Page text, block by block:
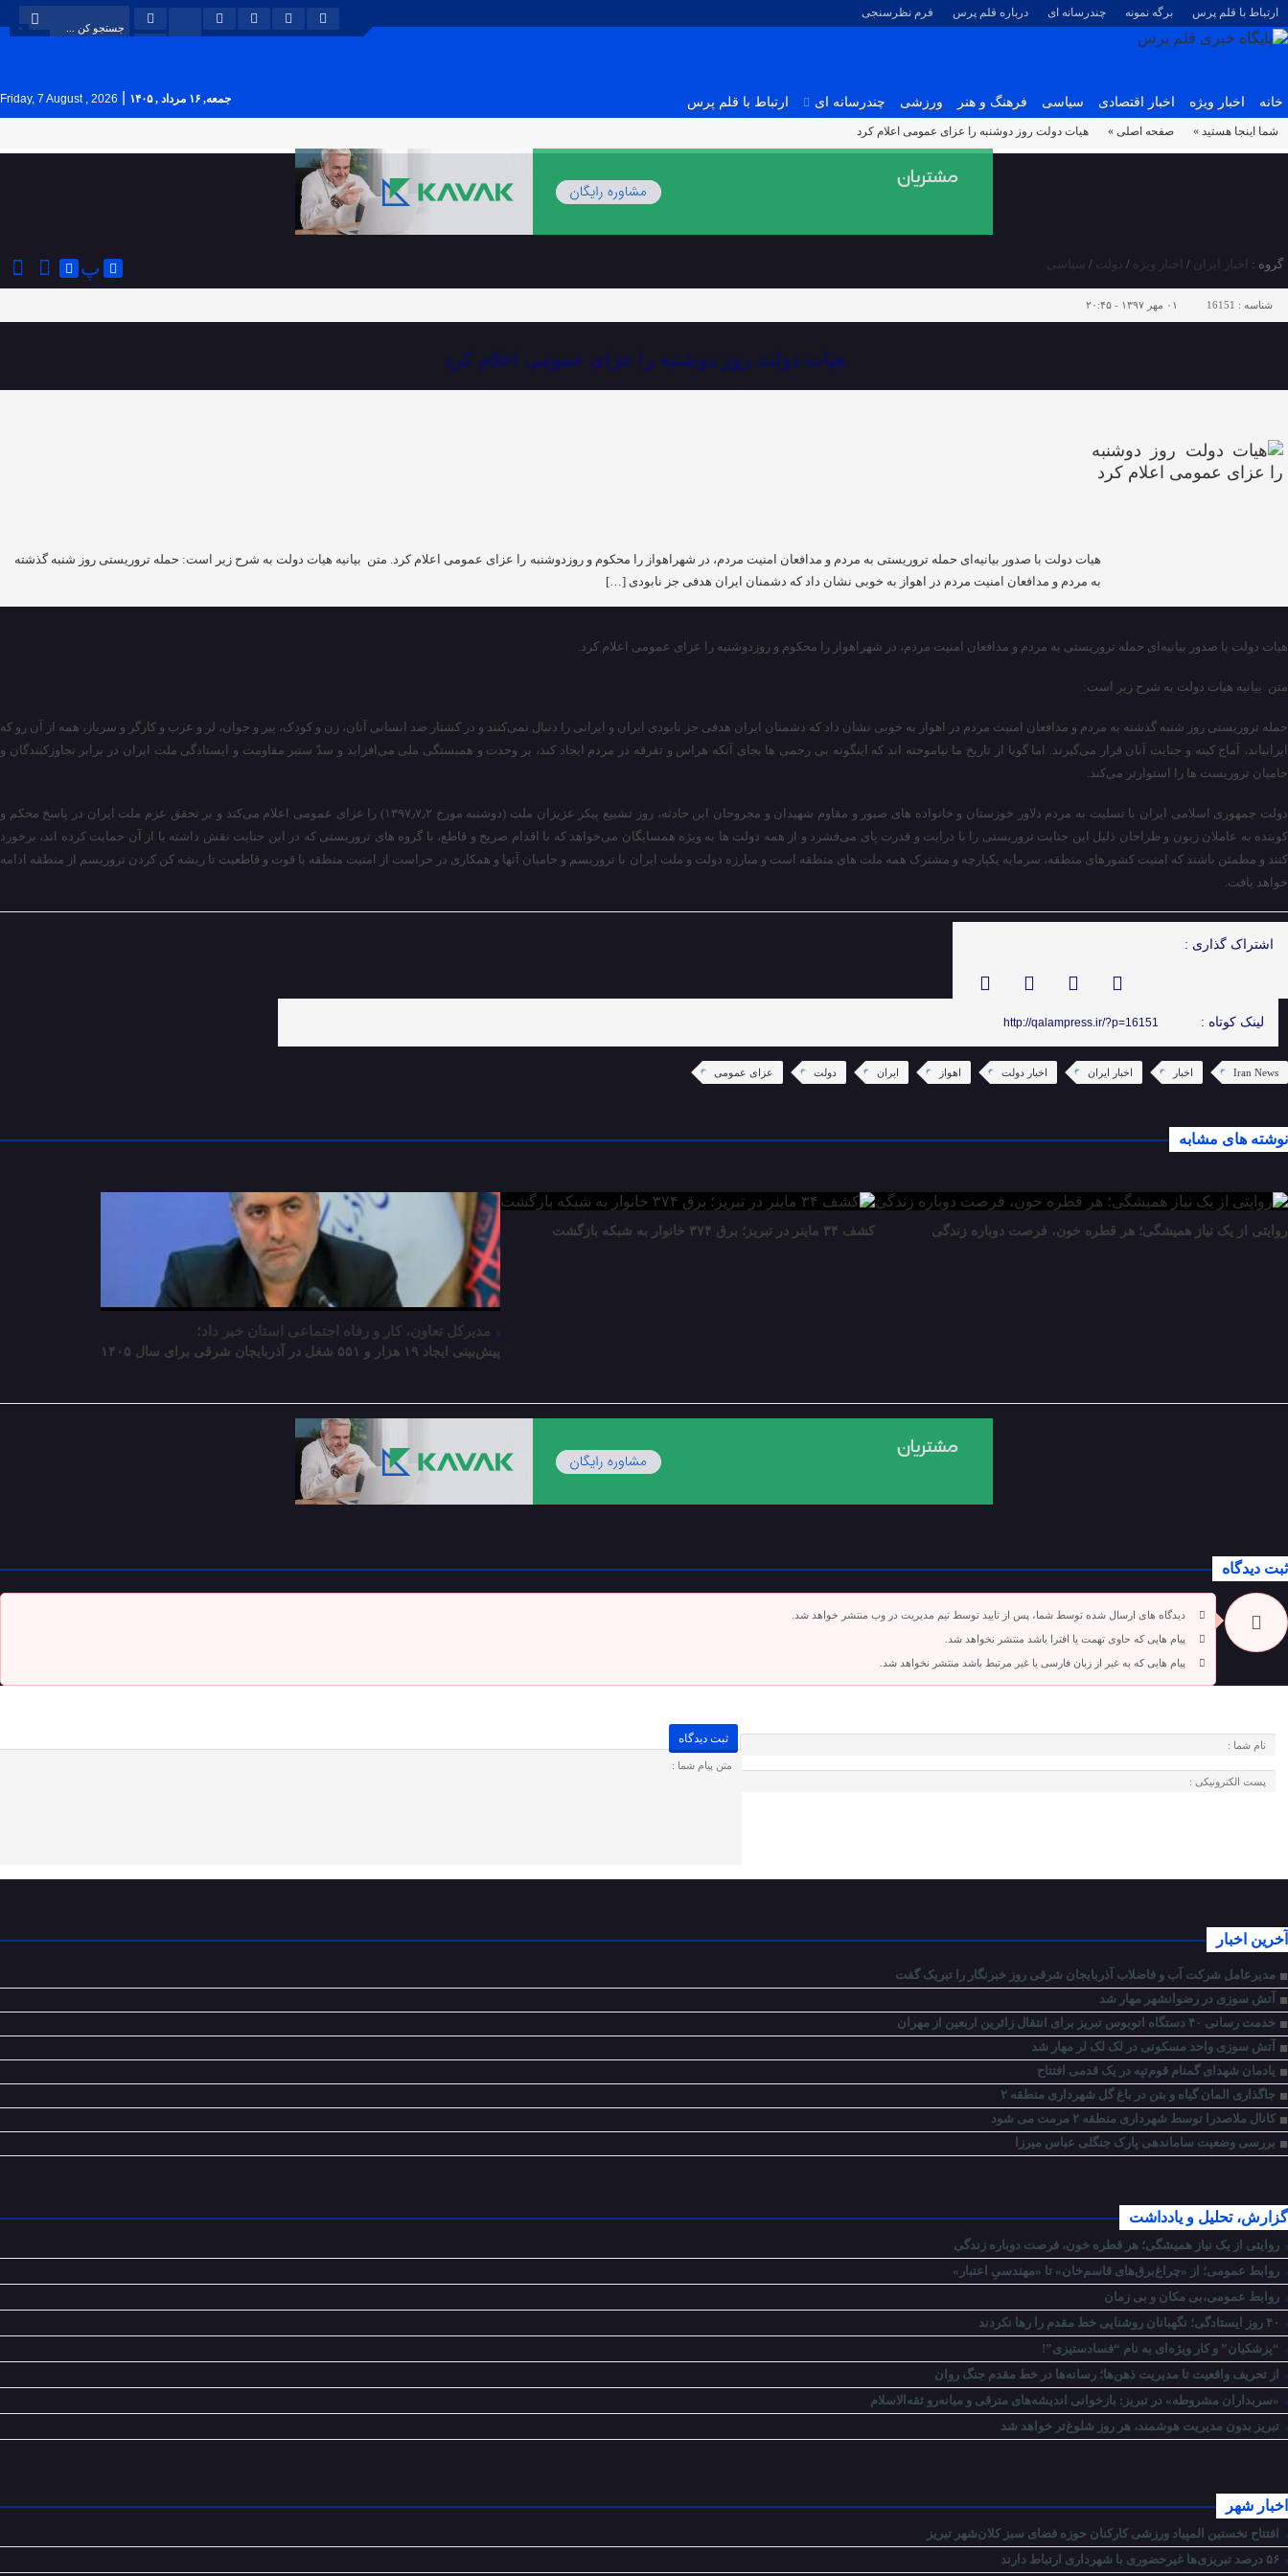
ارتباط با قلم پرس برگه نمونه چندرسانه ای درباره قلم پرس فرم نظرسنجی
خانه اخبار ویژه اخبار اقتصادی سیاسی فرهنگ و هنر ورزشی چندرسانه ای ارتباط با قلم پرس جمعه, ۱۶ مرداد , ۱۴۰۵ Friday, 7 August , 2026
شما اینجا هستید » صفحه اصلی » هیات دولت روز دوشنبه را عزای عمومی اعلام کرد
گروه : اخبار ایران / اخبار ویژه / دولت / سیاسی پ
شناسه : 16151 ۰۱ مهر ۱۳۹۷ - ۲۰:۴۵
هیات دولت روز دوشنبه را عزای عمومی اعلام کرد
هیات دولت با صدور بیانیه‌ای حمله تروریستی به مردم و مدافعان امنیت مردم، در شهراهواز را محکوم و روزدوشنبه را عزای عمومی اعلام کرد. متن بیانیه هیات دولت به شرح زیر است: حمله تروریستی روز شنبه گذشته
به مردم و مدافعان امنیت مردم در اهواز به خوبی نشان داد که دشمنان ایران هدفی جز نابودی […]
هیات دولت با صدور بیانیه‌ای حمله تروریستی به مردم و مدافعان امنیت مردم، در شهراهواز را محکوم و روزدوشنبه را عزای عمومی اعلام کرد.
متن بیانیه هیات دولت به شرح زیر است:
حمله تروریستی روز شنبه گذشته به مردم و مدافعان امنیت مردم در اهواز به خوبی نشان داد که دشمنان ایران هدفی جز نابودی ایران و ایرانی را دنبال نمی‌کنند و در کشتار ضد انسانی آنان، زن و کودک، پیر و جوان، لر و عرب و کارگر و سرباز، همه از آن رو که
ایرانی­اند، آماج کینه و جنایت آنان قرار می‌گیرند. اما گویا از تاریخ ما نیاموخته اند که اینگونه بی رحمی ها بجای آنکه هراس و تفرقه در مردم ایجاد کند، بر وحدت و همبستگی ملی می‌افزاید و سدّ ستبر مقاومت و ایستادگی ملت ایران در برابر تجاوزکنندگان و
حامیان تروریست ها را استوارتر می‌کند.
دولت جمهوری اسلامی ایران با تسلیت به مردم دلاور خوزستان و خانواده های صبور و مقاوم شهیدان و مجروحان این حادثه، روز تشییع پیکر عزیزان ملت (دوشنبه مورخ ۱۳۹۷٫۷٫۲) را عزای عمومی اعلام می‌کند و بر تحقق عزم ملت ایران در پاسخ محکم و
کوبنده به عاملان زبون و طراحان ذلیل این جنایت تروریستی را با درایت و قدرت پای می‌فشرد و از همه دولت ها به ویژه همسایگان می‌خواهد که با اقدام صریح و قاطع، با گروه های تروریستی که در این جنایت نقش داشته یا از آن حمایت کرده اند، برخورد
کنند و مطمئن باشند که امنیت کشورهای منطقه، سرمایه یکپارچه و مشترک همه ملت های منطقه است و مبارزه دولت و ملت ایران با تروریسم و حامیان آنها و همکاری در حراست از امنیت منطقه با قوت و قاطعیت تا ریشه کن کردن تروریسم از منطقه ادامه
خواهد یافت.
اشتراک گذاری :
لینک کوتاه : http://qalampress.ir/?p=16151
Iran News اخبار اخبار ایران اخبار دولت اهواز ایران دولت عزای عمومی
نوشته های مشابه
روایتی از یک نیاز همیشگی؛ هر قطره خون، فرصت دوباره زندگی کشف ۳۴ ماینر در تبریز؛ برق ۳۷۴ خانوار به شبکه بازگشت
مدیرکل تعاون، کار و رفاه اجتماعی استان خبر داد؛
پیش‌بینی ایجاد ۱۹ هزار و ۵۵۱ شغل در آذربایجان شرقی برای سال ۱۴۰۵
ثبت دیدگاه
دیدگاه های ارسال شده توسط شما، پس از تایید توسط تیم مدیریت در وب منتشر خواهد شد.
پیام هایی که حاوی تهمت یا افترا باشد منتشر نخواهد شد.
پیام هایی که به غیر از زبان فارسی یا غیر مرتبط باشد منتشر نخواهد شد.
آخرین اخبار
مدیرعامل شرکت آب و فاضلاب آذربایجان شرقی روز خبرنگار را تبریک گفت
آتش سوزی در رضوانشهر مهار شد
خدمت رسانی ۴۰ دستگاه اتوبوس تبریز برای انتقال زائرین اربعین از مهران
آتش سوزی واحد مسکونی در لک لک لر مهار شد
یادمان شهدای گمنام قوم‌تپه در یک قدمی افتتاح
جاگذاری المان گیاه و بتن در باغ گل شهرداری منطقه ۲
کانال ملاصدرا توسط شهرداری منطقه ۲ مرمت می شود
بررسی وضعیت ساماندهی پارک جنگلی عباس میرزا
گزارش، تحلیل و یادداشت
روایتی از یک نیاز همیشگی؛ هر قطره خون، فرصت دوباره زندگی
روابط عمومی؛ از «چراغ‌برق‌های قاسم‌خان» تا «مهندسیِ اعتبار»
روابط عمومی،بی مکان و بی زمان
“پزشکیان” و کار ویژه‌ای به نام “فسادستیزی”!
از تحریف واقعیت تا مدیریت ذهن‌ها؛ رسانه‌ها در خط مقدم جنگ روان
«سربداران مشروطه» در تبریز: بازخوانی اندیشه‌های مترقی و میانه‌رو ثقه‌الاسلام
تبریز بدون مدیریت هوشمند، هر روز شلوغ‌تر خواهد شد
اخبار شهر
افتتاح نخستین المپیاد ورزشی کارکنان حوزه فضای سبز کلان‌شهر تبریز